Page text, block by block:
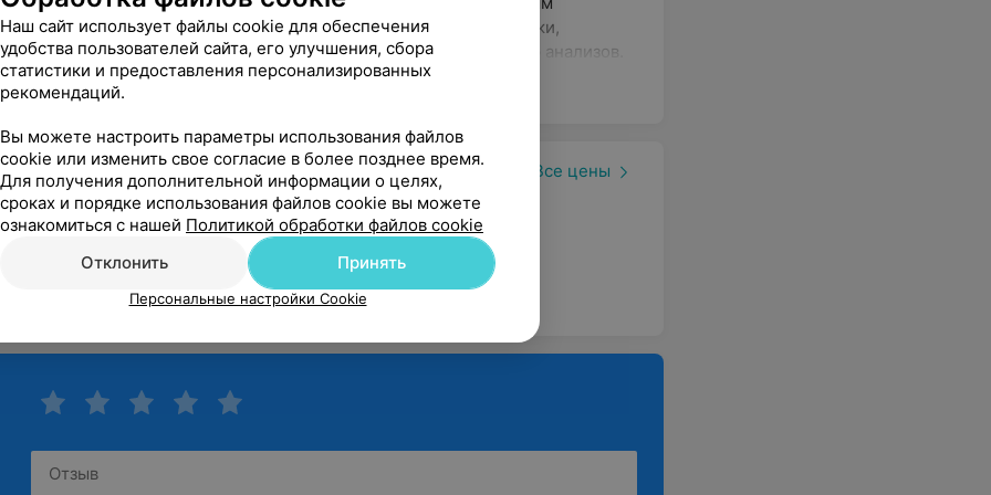
поликлинической помощи. В лабораториях поликлиники,
слову техники, вам доступен практически весь спектр анализов.
работе – доброжелательное отношение к пациенту.
по обслуживанию школ Октябрьского района;
и функциональной диагностики;
на 25 коек;
Все цены
Наш сайт использует файлы cookie для обеспечения
удобства пользователей сайта, его улучшения, сбора
статистики и предоставления персонализированных
рекомендаций.
Вы можете настроить параметры использования файлов
cookie или изменить свое согласие в более позднее время.
Для получения дополнительной информации о целях,
сроках и порядке использования файлов cookie вы можете
ознакомиться с нашей Политикой обработки файлов cookie
Отклонить
Принять
Персональные настройки Cookie